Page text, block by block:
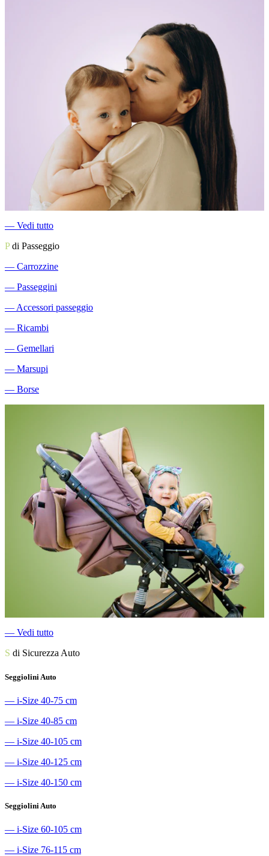
― Vedi tutto
Pdi Passeggio
― Carrozzine
― Passeggini
― Accessori passeggio
― Ricambi
― Gemellari
― Marsupi
― Borse
― Vedi tutto
S di Sicurezza Auto
Seggiolini Auto
― i-Size 40-75 cm
― i-Size 40-85 cm
― i-Size 40-105 cm
― i-Size 40-125 cm
― i-Size 40-150 cm
Seggiolini Auto
― i-Size 60-105 cm
― i-Size 76-115 cm